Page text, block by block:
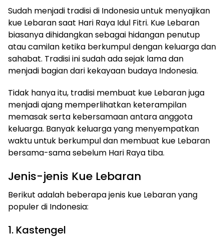
Sudah menjadi tradisi di Indonesia untuk menyajikan
kue Lebaran saat Hari Raya Idul Fitri. Kue Lebaran
biasanya dihidangkan sebagai hidangan penutup
atau camilan ketika berkumpul dengan keluarga dan
sahabat. Tradisi ini sudah ada sejak lama dan
menjadi bagian dari kekayaan budaya Indonesia.
Tidak hanya itu, tradisi membuat kue Lebaran juga
menjadi ajang memperlihatkan keterampilan
memasak serta kebersamaan antara anggota
keluarga. Banyak keluarga yang menyempatkan
waktu untuk berkumpul dan membuat kue Lebaran
bersama-sama sebelum Hari Raya tiba.
Jenis-jenis Kue Lebaran
Berikut adalah beberapa jenis kue Lebaran yang
populer di Indonesia:
1. Kastengel